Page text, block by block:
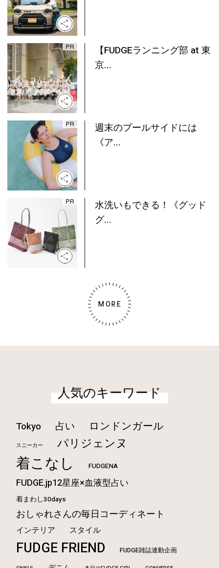
【FUDGEランニング部 at 東
京...
週末のプールサイドには
《ア...
水洗いもできる！《グッド
グ...
MORE
人気のキーワード
Tokyo 占い ロンドンガール
スニーカー パリジェンヌ
着こなし FUDGENA
FUDGE.jp12星座×血液型占い
着まわし30days
おしゃれさんの毎日コーディネート
インテリア スタイル
FUDGE FRIEND FUDGE雑誌連動企画